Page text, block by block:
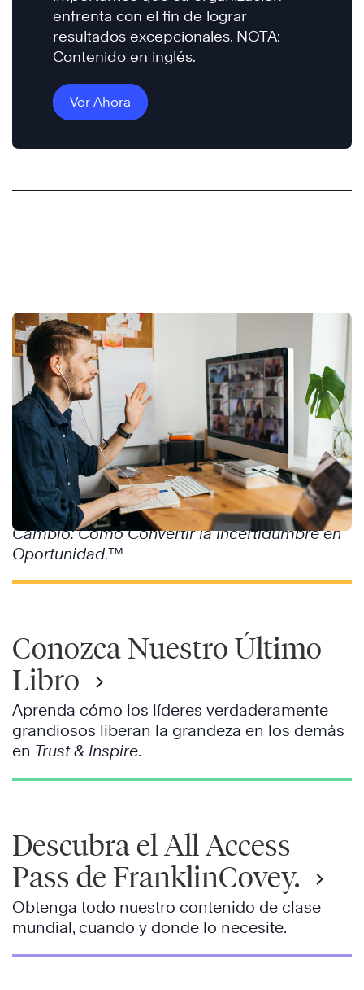
enfrenta con el fin de lograr
resultados excepcionales. NOTA:
Contenido en inglés.
Ver Ahora
Novedades en FranklinCovey
Explore Nuestro Nuevo
Curso
Prepare a sus colaboradores con el esquema
mental y el conjunto de habilidades para
manejar el cambio de manera efectiva con
Cambio: Cómo Convertir la Incertidumbre en
Oportunidad.™
Conozca Nuestro Último
Libro
Aprenda cómo los líderes verdaderamente
grandiosos liberan la grandeza en los demás
en Trust & Inspire.
Descubra el All Access
Pass de FranklinCovey.
Obtenga todo nuestro contenido de clase
mundial, cuando y donde lo necesite.